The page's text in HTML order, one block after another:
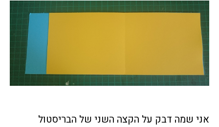
אני שמה דבק על הקצה השני של הבריסטול